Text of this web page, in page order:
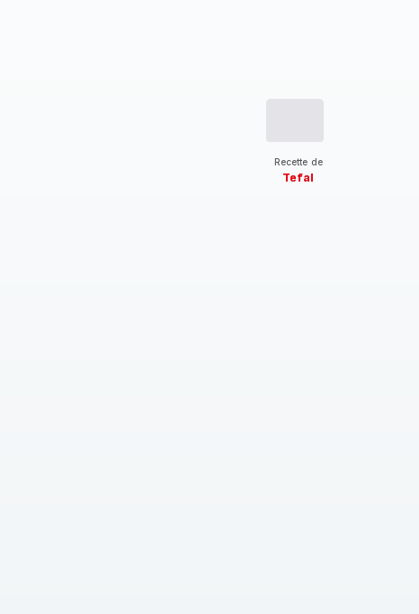
Recette de
Tefal